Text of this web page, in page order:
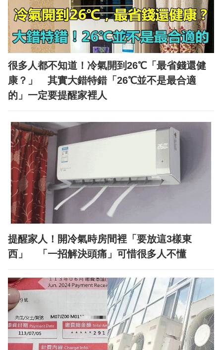
很多人都不知道！冷氣開到26℃「最省錢還健
康？」 其實大錯特錯「26℃並不是最合適
的」一定要提醒家裡人
提醒家人！開冷氣時房間裡「要放這3樣東
西」 「一招解決頭痛」可惜很多人不懂